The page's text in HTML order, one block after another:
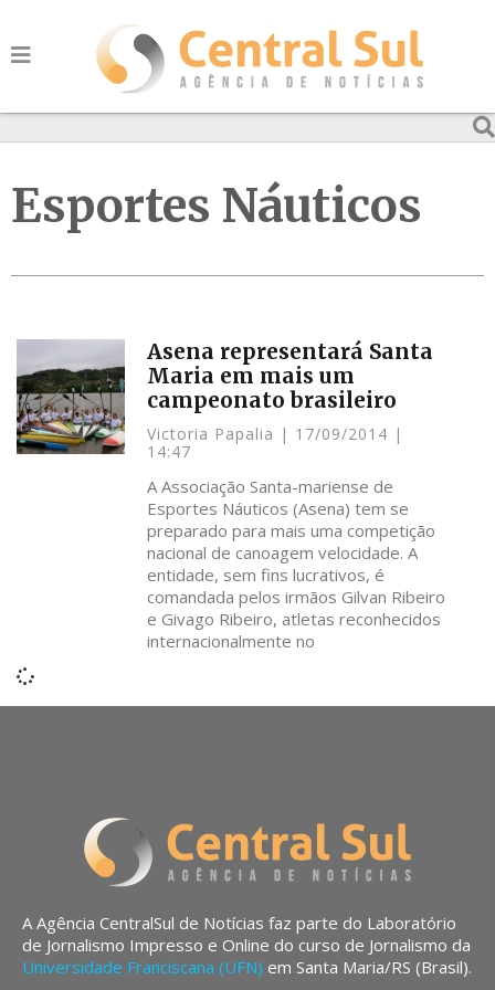
Esportes Náuticos
Asena representará Santa
Maria em mais um
campeonato brasileiro
Victoria Papalia
17/09/2014
14:47
A Associação Santa-mariense de
Esportes Náuticos (Asena) tem se
preparado para mais uma competição
nacional de canoagem velocidade. A
entidade, sem fins lucrativos, é
comandada pelos irmãos Gilvan Ribeiro
e Givago Ribeiro, atletas reconhecidos
internacionalmente no
A Agência CentralSul de Notícias faz parte do Laboratório
de Jornalismo Impresso e Online do curso de Jornalismo da
Universidade Franciscana (UFN) em Santa Maria/RS (Brasil).